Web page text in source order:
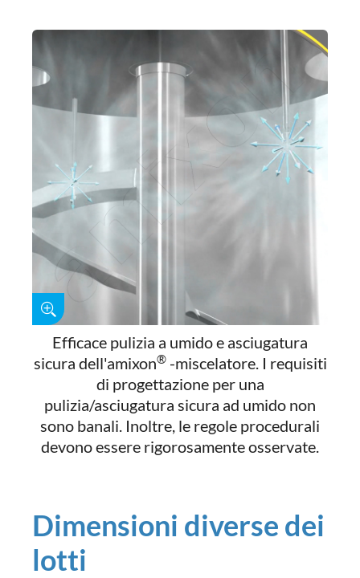
Efficace pulizia a umido e asciugatura
sicura dell'amixon®-miscelatore. I requisiti
di progettazione per una
pulizia/asciugatura sicura ad umido non
sono banali. Inoltre, le regole procedurali
devono essere rigorosamente osservate.
Dimensioni diverse dei
lotti